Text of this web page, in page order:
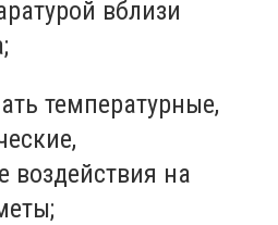
вблизи
температурные,
воздействия на